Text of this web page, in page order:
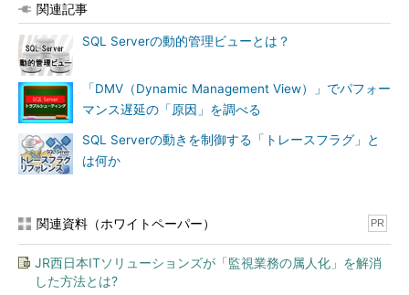
関連記事
SQL Serverの動的管理ビューとは？
「DMV（Dynamic Management View）」でパフォー
マンス遅延の「原因」を調べる
SQL Serverの動きを制御する「トレースフラグ」と
は何か
関連資料（ホワイトペーパー） PR
JR西日本ITソリューションズが「監視業務の属人化」を解消
した方法とは?